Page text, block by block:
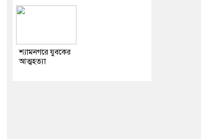
শ্যামনগরে যুবকের
আত্মহত্যা